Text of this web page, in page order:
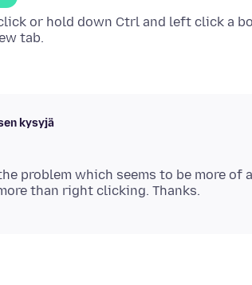
or hold down Ctrl and left click a
kysyjä
problem which seems to be more